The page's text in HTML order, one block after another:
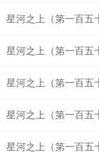
星河之上（第一百五
星河之上（第一百五
星河之上（第一百五
星河之上（第一百五
星河之上（第一百五